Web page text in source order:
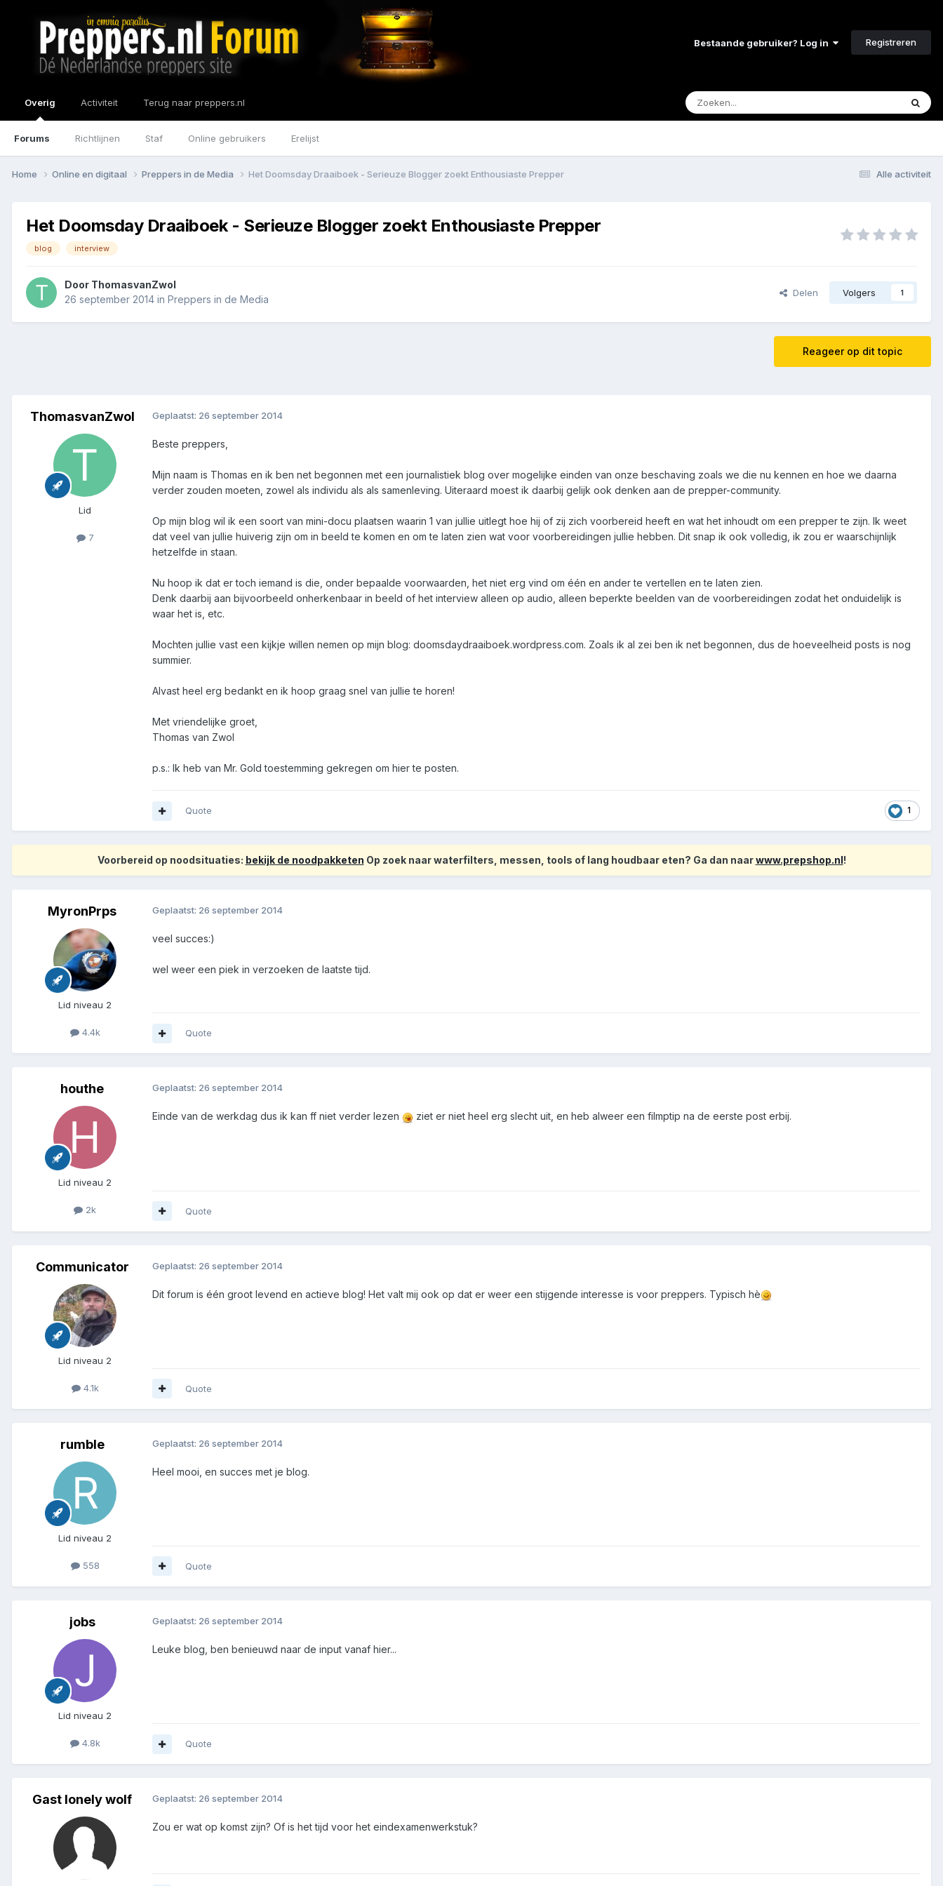
Bestaande gebruiker? Log in Registreren
Overig
Forums Richtlijnen Staf Online gebruikers Erelijst
Activiteit Terug naar preppers.nl
Alle activiteit
Home Online en digitaal Preppers in de Media Het Doomsday Draaiboek - Serieuze Blogger zoekt Enthousiaste Prepper
Het Doomsday Draaiboek - Serieuze Blogger zoekt Enthousiaste Prepper
blog interview
Door ThomasvanZwol
26 september 2014 in Preppers in de Media
Delen Volgers 1
Reageer op dit topic
ThomasvanZwol
Lid
7
Geplaatst: 26 september 2014
Beste preppers,
Mijn naam is Thomas en ik ben net begonnen met een journalistiek blog over mogelijke einden van onze beschaving zoals we die nu kennen en hoe we daarna
verder zouden moeten, zowel als individu als als samenleving. Uiteraard moest ik daarbij gelijk ook denken aan de prepper-community.
Op mijn blog wil ik een soort van mini-docu plaatsen waarin 1 van jullie uitlegt hoe hij of zij zich voorbereid heeft en wat het inhoudt om een prepper te zijn. Ik weet
dat veel van jullie huiverig zijn om in beeld te komen en om te laten zien wat voor voorbereidingen jullie hebben. Dit snap ik ook volledig, ik zou er waarschijnlijk
hetzelfde in staan.
Nu hoop ik dat er toch iemand is die, onder bepaalde voorwaarden, het niet erg vind om één en ander te vertellen en te laten zien.
Denk daarbij aan bijvoorbeeld onherkenbaar in beeld of het interview alleen op audio, alleen beperkte beelden van de voorbereidingen zodat het onduidelijk is
waar het is, etc.
Mochten jullie vast een kijkje willen nemen op mijn blog: doomsdaydraaiboek.wordpress.com. Zoals ik al zei ben ik net begonnen, dus de hoeveelheid posts is nog
summier.
Alvast heel erg bedankt en ik hoop graag snel van jullie te horen!
Met vriendelijke groet,
Thomas van Zwol
p.s.: Ik heb van Mr. Gold toestemming gekregen om hier te posten.
1
Quote
Voorbereid op noodsituaties: bekijk de noodpakketen Op zoek naar waterfilters, messen, tools of lang houdbaar eten? Ga dan naarwww.prepshop.nl!
MyronPrps
Lid niveau 2
4.4k
Geplaatst: 26 september 2014
veel succes:)
wel weer een piek in verzoeken de laatste tijd.
Quote
houthe
Lid niveau 2
2k
Geplaatst: 26 september 2014
Einde van de werkdag dus ik kan ff niet verder lezen ziet er niet heel erg slecht uit, en heb alweer een filmptip na de eerste post erbij.
Quote
Communicator
Lid niveau 2
4.1k
Geplaatst: 26 september 2014
Dit forum is één groot levend en actieve blog! Het valt mij ook op dat er weer een stijgende interesse is voor preppers. Typisch hè
Quote
rumble
Lid niveau 2
558
Geplaatst: 26 september 2014
Heel mooi, en succes met je blog.
Quote
jobs
Lid niveau 2
4.8k
Geplaatst: 26 september 2014
Leuke blog, ben benieuwd naar de input vanaf hier...
Quote
Gast lonely wolf Geplaatst: 26 september 2014
Zou er wat op komst zijn? Of is het tijd voor het eindexamenwerkstuk?